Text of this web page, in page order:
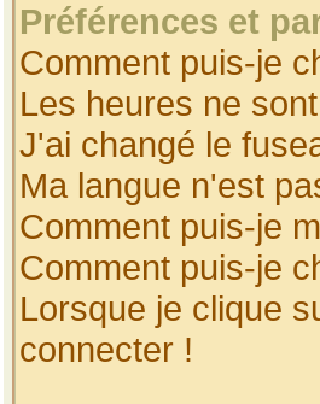
Préférences et
Comment puis-je
Les heures ne
J'ai changé le
Ma langue n'est
Comment puis-je
Comment puis-je
Lorsque je clique
connecter !